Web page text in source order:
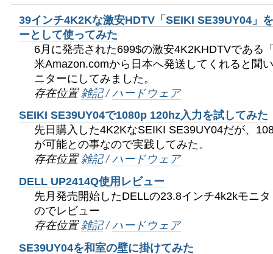
ー
シ
に
39インチ4K2Kな激安HDTV「SEIKI SE39UY04」
ーとして使ってみた
6月に発売された699$の激安4K2KHDTVである
米Amazon.comから日本へ発送してくれると聞
ニターにしてみました。
存在位置 雑記 /ハードウェア
SEIKI SE39UY04で1080p 120hz入力を試してみた
先日購入した4K2KなSEIKI SE39UY04だが、
が可能との事なので実践してみた。
存在位置 雑記 /ハードウェア
DELL UP2414Q使用レビュー
先月発売開始したDELLの23.8インチ4k2kモニ
のでレビュー
存在位置 雑記 /ハードウェア
SE39UY04を和室の壁に掛けてみた